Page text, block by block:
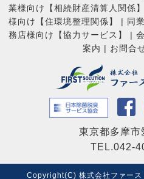
業様向け【相続財産清算人関係】
様向け【住環境整理関係】
| 同
務店様向け【協力サービス】
|
案内 | お問合
東京都多摩市
TEL.042-
Copyright(C) 株式会社ファー